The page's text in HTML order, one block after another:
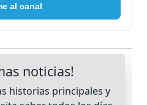
al canal